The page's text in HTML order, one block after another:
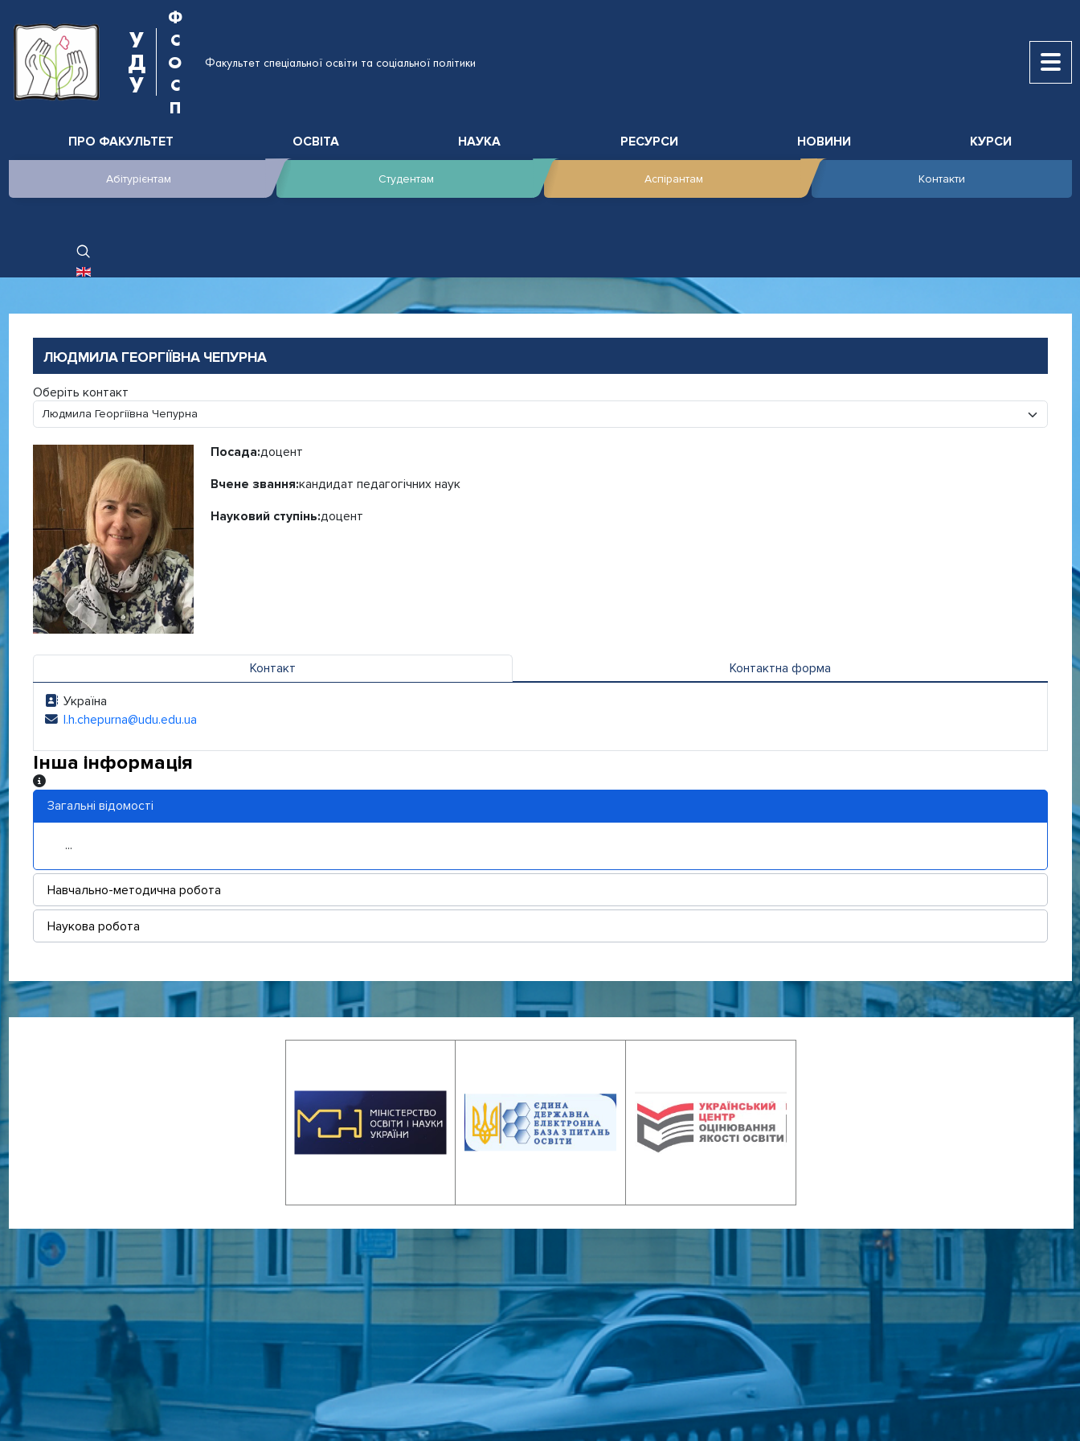
У
Д
У
Ф
С
О
С
П
Факультет спеціальної освіти та соціальної політики
ПРО ФАКУЛЬТЕТ ОСВІТА НАУКА РЕСУРСИ НОВИНИ КУРСИ
Абітурієнтам Студентам Аспірантам Контакти
ОБЕРІТЬ СВОЮ МОВУ
ЛЮДМИЛА ГЕОРГІЇВНА ЧЕПУРНА
Оберіть контакт
Посада:доцент
Вчене звання:кандидат педагогічних наук
Науковий ступінь:доцент
Контакт Контактна форма
Адреса:
Україна
Електронна адреса:
l.h.chepurna@udu.edu.ua
Інша інформація
Інша інформація
Загальні відомості
...
Навчально-методична робота
Наукова робота